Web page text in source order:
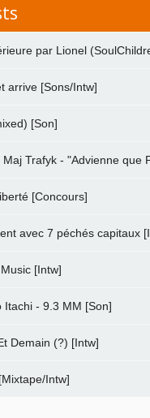
par Lionel
arrive [Sons/Intw]
[Son]
Trafyk - "Advienne que
[Concours]
avec 7 péchés capitaux
[Intw]
Itachi - 9.3 MM [Son]
Demain (?) [Intw]
Intw]